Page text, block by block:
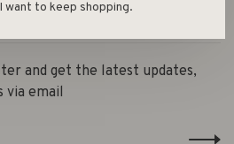
and get the latest updates,
via email
want to keep shopping.